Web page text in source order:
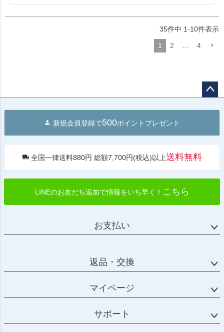
35件中 1-10件表示
1 2 4
へ
新規会員登録で500ポイントプレゼント
全国一律送料880円 総額7,700円(税込)以上送料無料
LINEのお友だち追加で情報をいち早く！ こちら
お支払い
返品・交換
マイページ
サポート